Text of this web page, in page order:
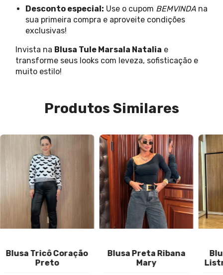
Desconto especial: Use o cupom BEMVINDA na
sua primeira compra e aproveite condições
exclusivas!
Invista na Blusa Tule Marsala Natalia e
transforme seus looks com leveza, sofisticação e
muito estilo!
Produtos Similares
Blusa Tricô Coração
Preto
Blusa Preta Ribana
Mary